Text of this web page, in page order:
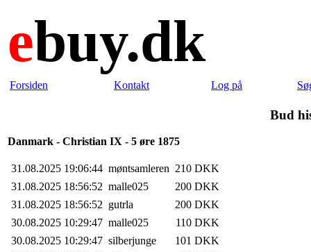
ebuy.dk
Forsiden Kontakt Log på
Bud
Danmark - Christian IX - 5 øre 1875
31.08.2025 19:06:44 møntsamleren 210 DKK
31.08.2025 18:56:52 malle025
200 DKK
31.08.2025 18:56:52 gutrla
200 DKK
30.08.2025 10:29:47 malle025
110 DKK
30.08.2025 10:29:47 silberjunge
101 DKK